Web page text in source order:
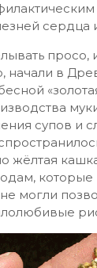
сердца
просо,
начали в
супов и
жёлтая
которые
могли